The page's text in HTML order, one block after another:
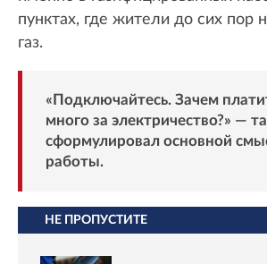
пунктах, где жители до сих пор
газ.
«Подключайтесь. Зачем
много за электричество?» —
сформулировал основной
работы.
НЕ ПРОПУСТИТЕ